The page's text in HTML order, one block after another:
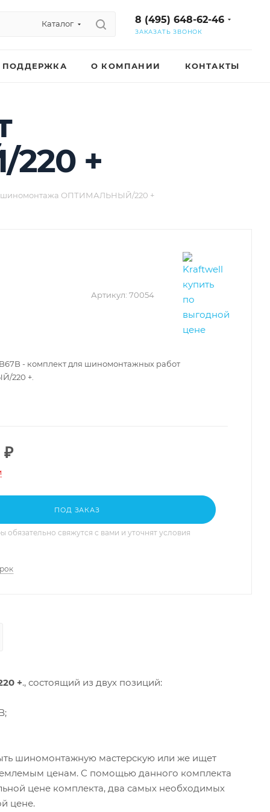
Каталог 8 (495) 648-62-46
ЗАКАЗАТЬ ЗВОНОК
ПОДДЕРЖКА О КОМПАНИИ КОНТАКТЫ
+
шиномонтажа ОПТИМАЛЬНЫЙ/220 +
Артикул: 70054
- комплект для шиномонтажных работ
220 +.
₽
ПОД ЗАКАЗ
свяжутся с вами и уточнят условия
+., состоящий из двух позиций:
шиномонтажную мастерскую или же ищет
ценам. С помощью данного комплекта
цене комплекта, два самых необходимых
цене.